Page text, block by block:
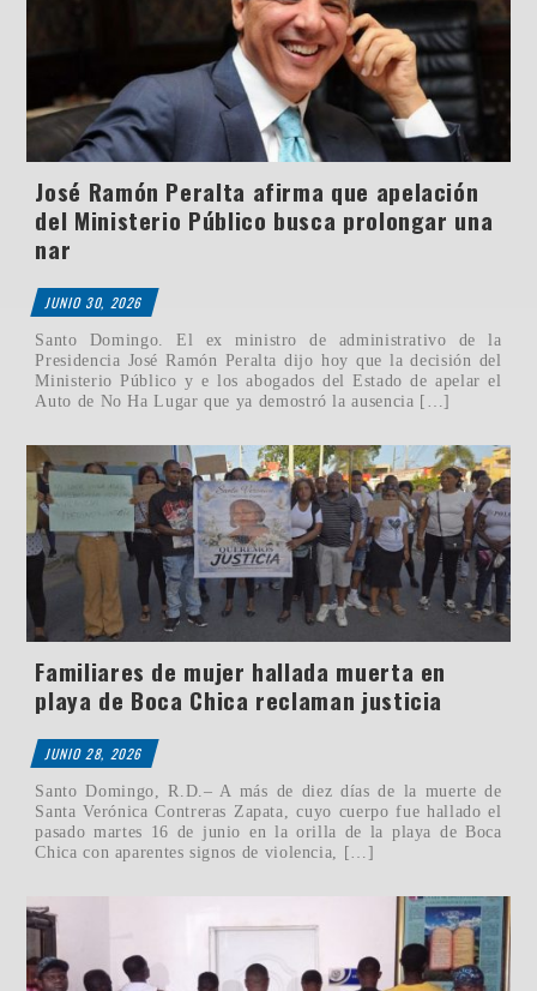
José Ramón Peralta afirma que apelación
del Ministerio Público busca prolongar una
nar
JUNIO 30, 2026
Santo Domingo. El ex ministro de administrativo de la
Presidencia José Ramón Peralta dijo hoy que la decisión del
Ministerio Público y e los abogados del Estado de apelar el
Auto de No Ha Lugar que ya demostró la ausencia […]
Familiares de mujer hallada muerta en
playa de Boca Chica reclaman justicia
JUNIO 28, 2026
Santo Domingo, R.D.– A más de diez días de la muerte de
Santa Verónica Contreras Zapata, cuyo cuerpo fue hallado el
pasado martes 16 de junio en la orilla de la playa de Boca
Chica con aparentes signos de violencia, […]